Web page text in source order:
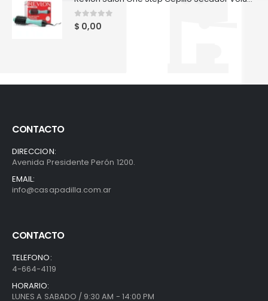
0 out of 5
$ 0,00
CONTACTO
DIRECCION:
Avenida Presidente Perón 1200.
EMAIL:
info@casapadilla.com.ar
CONTACTO
TELEFONO:
4-664-4119
HORARIO:
LUNES A SABADO / 9:30 AM - 14:00 PM